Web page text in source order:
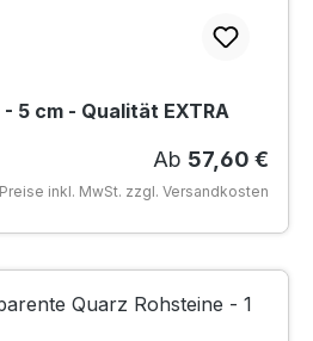
5 cm - Qualität EXTRA
Regulärer
Ab 57,60 €
Preise inkl. MwSt. zzgl. Versandkosten